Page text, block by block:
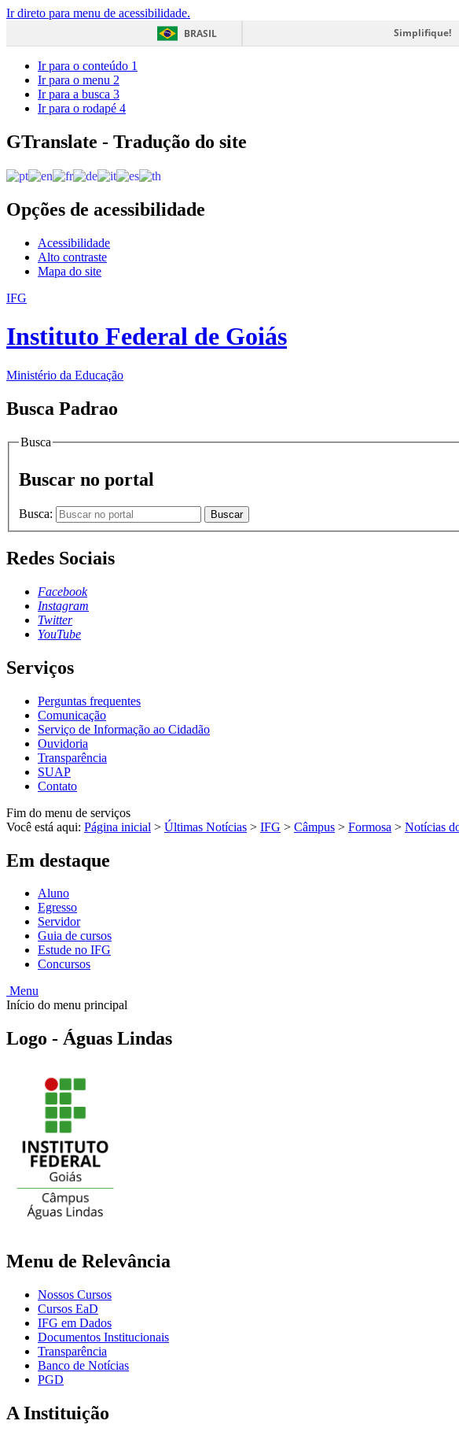
Ir direto para menu de acessibilidade.
BRASIL
Simplifique!
Ir para o conteúdo 1
Ir para o menu 2
Ir para a busca 3
Ir para o rodapé 4
GTranslate - Tradução do site
Opções de acessibilidade
Acessibilidade
Alto contraste
Mapa do site
IFG
Instituto Federal de Goiás
Ministério da Educação
Busca Padrao
Busca
Buscar no portal
Busca: Buscar
Redes Sociais
Facebook
Instagram
Twitter
YouTube
Serviços
Perguntas frequentes
Comunicação
Serviço de Informação ao Cidadão
Ouvidoria
Transparência
SUAP
Contato
Fim do menu de serviços
Você está aqui: Página inicial > Últimas Notícias > IFG > Câmpus > Formosa > Notícias
Em destaque
Aluno
Egresso
Servidor
Guia de cursos
Estude no IFG
Concursos
Menu
Início do menu principal
Logo - Águas Lindas
Menu de Relevância
Nossos Cursos
Cursos EaD
IFG em Dados
Documentos Institucionais
Transparência
Banco de Notícias
PGD
A Instituição